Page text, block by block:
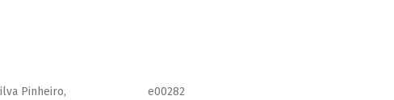
Pinheiro,
e00282